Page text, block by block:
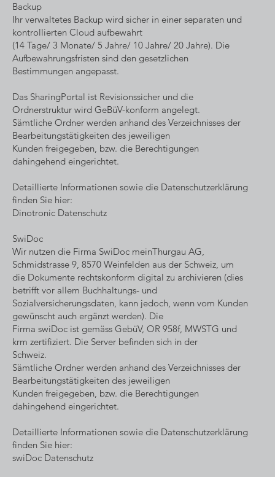
Backup
Ihr verwaltetes Backup wird sicher in einer separaten und
kontrollierten Cloud aufbewahrt
(14 Tage/ 3 Monate/ 5 Jahre/ 10 Jahre/ 20 Jahre). Die
Aufbewahrungsfristen sind den gesetzlichen
Bestimmungen angepasst.
Das SharingPortal ist Revisionssicher und die
Ordnerstruktur wird GeBüV-konform angelegt.
Sämtliche Ordner werden anhand des Verzeichnisses der
Bearbeitungstätigkeiten des jeweiligen
Kunden freigegeben, bzw. die Berechtigungen
dahingehend eingerichtet.
Detaillierte Informationen sowie die Datenschutzerklärung
finden Sie hier:
Dinotronic Datenschutz
SwiDoc
Wir nutzen die Firma SwiDoc meinThurgau AG,
Schmidstrasse 9, 8570 Weinfelden aus der Schweiz, um
die Dokumente rechtskonform digital zu archivieren (dies
betrifft vor allem Buchhaltungs- und
Sozialversicherungsdaten, kann jedoch, wenn vom Kunden
gewünscht auch ergänzt werden). Die
Firma swiDoc ist gemäss GebüV, OR 958f, MWSTG und
krm zertifiziert. Die Server befinden sich in der
Schweiz.
Sämtliche Ordner werden anhand des Verzeichnisses der
Bearbeitungstätigkeiten des jeweiligen
Kunden freigegeben, bzw. die Berechtigungen
dahingehend eingerichtet.
Detaillierte Informationen sowie die Datenschutzerklärung
finden Sie hier:
swiDoc Datenschutz